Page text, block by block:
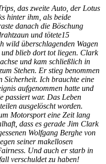
das zweite Auto, der Lotus
hinter ihm, als beide
danach die Böschung
und tötete15
wild überschlagenden Wagen
und blieb dort tot liegen. Clark
und kam schließlich in
Stehen. Er stieg benommen
Sicherheit. Ich brauchte eine
aufgenommen hatte und
passiert war. Das Leben
ausgelöscht worden.
Motorsport eine Zeit lang
dass es gerade Jim Clark
Wolfgang Berghe von
seiner makellosen
Und auch er starb in
verschuldet zu haben!